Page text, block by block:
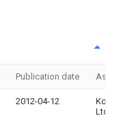
Publication date
2012-04-12
Kobe
Ltd